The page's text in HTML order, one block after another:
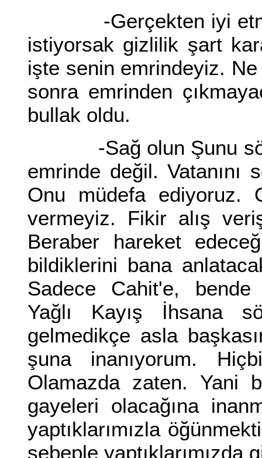
-Gerçekten iyi
istiyorsak gizlilik şart
işte senin emrindeyiz.
sonra emrinden
bullak oldu.
-Sağ olun Şunu
emrinde değil.
Onu müdefa ediyoruz.
vermeyiz. Fikir alış
Beraber hareket
bildiklerini bana
Sadece Cahit'e, bende
Yağlı Kayış İhsana
gelmedikçe asla
şuna inanıyorum.
Olamazda zaten. Yani
gayeleri olacağına
yaptıklarımızla
sebeple yaptıklarımızda